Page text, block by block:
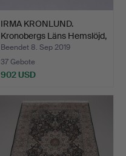
IRMA KRONLUND.
Kronobergs Läns Hemslöjd,
T…
Beendet 8. Sep 2019
37 Gebote
902 USD